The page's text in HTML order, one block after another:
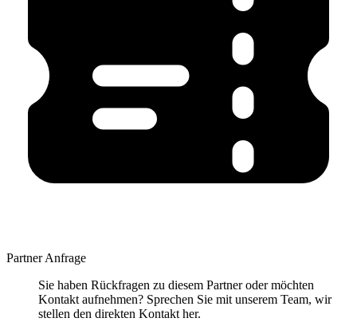
Partner Anfrage
Sie haben Rückfragen zu diesem Partner oder möchten
Kontakt aufnehmen? Sprechen Sie mit unserem Team, wir
stellen den direkten Kontakt her.